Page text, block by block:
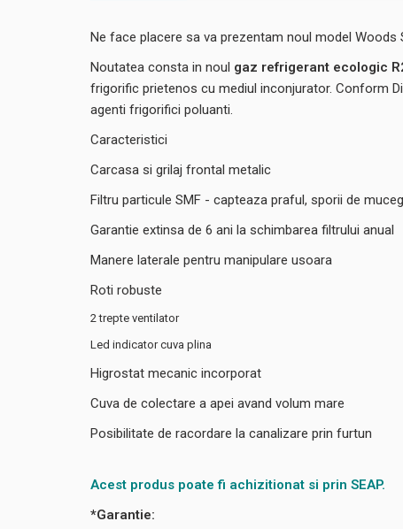
Ne face placere sa va prezentam noul model
Noutatea consta in noul gaz refrigerant ecologic
frigorific prietenos cu mediul inconjurator. Conform
agenti frigorifici poluanti.
Caracteristici
Carcasa si grilaj frontal metalic
Filtru particule SMF - capteaza praful, sporii de
Garantie extinsa de 6 ani la schimbarea filtrului anual
Manere laterale pentru manipulare usoara
Roti robuste
2 trepte ventilator
Led indicator cuva plina
Higrostat mecanic incorporat
Cuva de colectare a apei avand volum mare
Posibilitate de racordare la canalizare prin furtun
Acest produs poate fi achizitionat si prin SEAP.
*Garantie: